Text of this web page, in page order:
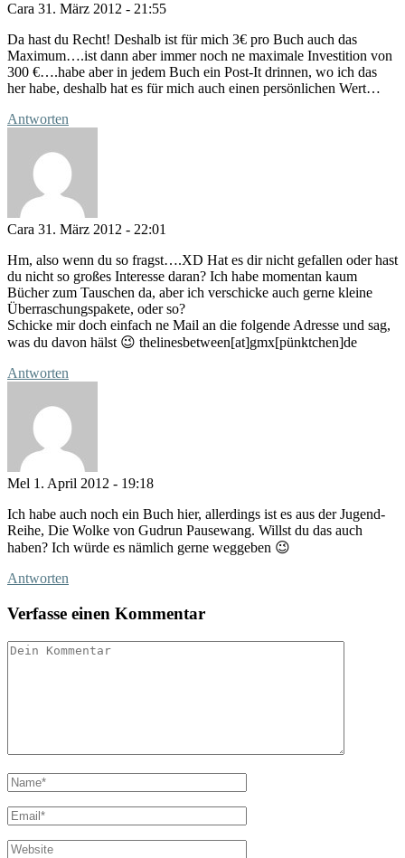
Cara 31. März 2012 - 21:55
Da hast du Recht! Deshalb ist für mich 3€ pro Buch auch das
Maximum….ist dann aber immer noch ne maximale Investition von
300 €….habe aber in jedem Buch ein Post-It drinnen, wo ich das
her habe, deshalb hat es für mich auch einen persönlichen Wert…
Antworten
Cara 31. März 2012 - 22:01
Hm, also wenn du so fragst….XD Hat es dir nicht gefallen oder hast
du nicht so großes Interesse daran? Ich habe momentan kaum
Bücher zum Tauschen da, aber ich verschicke auch gerne kleine
Überraschungspakete, oder so?
Schicke mir doch einfach ne Mail an die folgende Adresse und sag,
was du davon hälst 😉 thelinesbetween[at]gmx[pünktchen]de
Antworten
Mel 1. April 2012 - 19:18
Ich habe auch noch ein Buch hier, allerdings ist es aus der Jugend-
Reihe, Die Wolke von Gudrun Pausewang. Willst du das auch
haben? Ich würde es nämlich gerne weggeben 😉
Antworten
Verfasse einen Kommentar